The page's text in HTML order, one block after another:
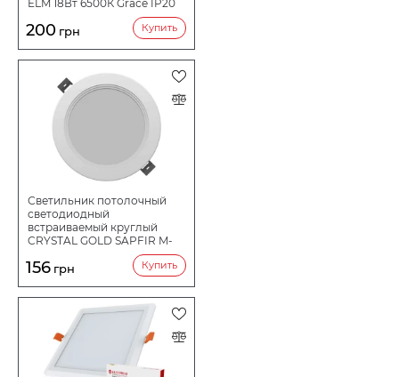
ELM 18Вт 6500К Grace IP20
200 грн Купить
Светильник потолочный
светодиодный
встраиваемый круглый
CRYSTAL GOLD SAPFIR M-
12W 6500K DNL-027
156 грн Купить